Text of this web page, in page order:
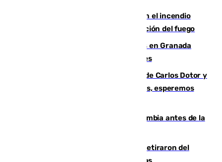
Activado el nivel 2 de emergencia en el incendio
forestal de Niebla por la compleja evolución del fuego
Controlado un incendio de rastrojos en Granada
junto a la autovía y al Callejón de Nogales
Juanfran Funes, sobre las lesiones de Carlos Dotor y
Fernando Calero: “Estamos preocupados, esperemos
Felipe VI refuerza los lazos con Colombia antes de la
Fernando Calero y Carlos Dotor se retiraron del